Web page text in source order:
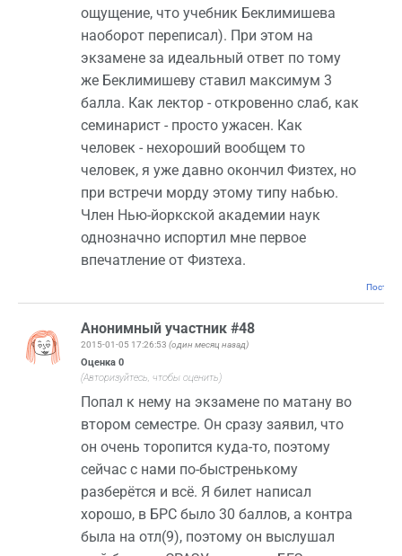
ощущение, что учебник Беклимишева
наоборот переписал). При этом на
экзамене за идеальный ответ по тому
же Беклимишеву ставил максимум 3
балла. Как лектор - откровенно слаб, как
семинарист - просто ужасен. Как
человек - нехороший вообщем то
человек, я уже давно окончил Физтех, но
при встречи морду этому типу набью.
Член Нью-йоркской академии наук
однозначно испортил мне первое
впечатление от Физтеха.
Анонимный участник #48
2015-01-05 17:26:53 (один месяц назад)
Оценка 0
(Авторизуйтесь, чтобы оценить)
Попал к нему на экзамене по матану во
втором семестре. Он сразу заявил, что
он очень торопится куда-то, поэтому
сейчас с нами по-быстренькому
разберётся и всё. Я билет написал
хорошо, в БРС было 30 баллов, а контра
была на отл(9), поэтому он выслушал